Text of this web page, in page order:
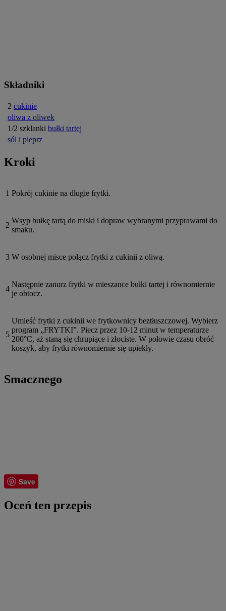
Składniki
2 cukinie
oliwa z oliwek
1/2 szklanki bułki tartej
sól i pieprz
Kroki
1 Pokrój cukinie na długie frytki.
2
Wsyp bułkę tartą do miski i dopraw wybranymi przyprawami do
smaku.
3 W osobnej misce połącz frytki z cukinii z oliwą.
4
Następnie zanurz frytki w mieszance bułki tartej i równomiernie
je obtocz.
5
Umieść frytki z cukinii we frytkownicy beztłuszczowej. Wybierz
program „FRYTKI”. Piecz przez 10-12 minut w temperaturze
200°C, aż staną się chrupiące i złociste. W połowie czasu obróć
koszyk, aby frytki równomiernie się upiekły.
Smacznego
Save
Oceń ten przepis